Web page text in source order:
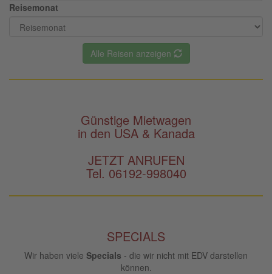
Reisemonat
Alle Reisen anzeigen
Günstige Mietwagen
in den USA & Kanada
JETZT ANRUFEN
Tel. 06192-998040
SPECIALS
Wir haben viele Specials - die wir nicht mit EDV darstellen
können.